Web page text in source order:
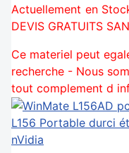
Actuellement en
DEVIS GRATUITS
Ce materiel peut
recherche - Nous
tout complement d
L156 Portable durci
nVidia